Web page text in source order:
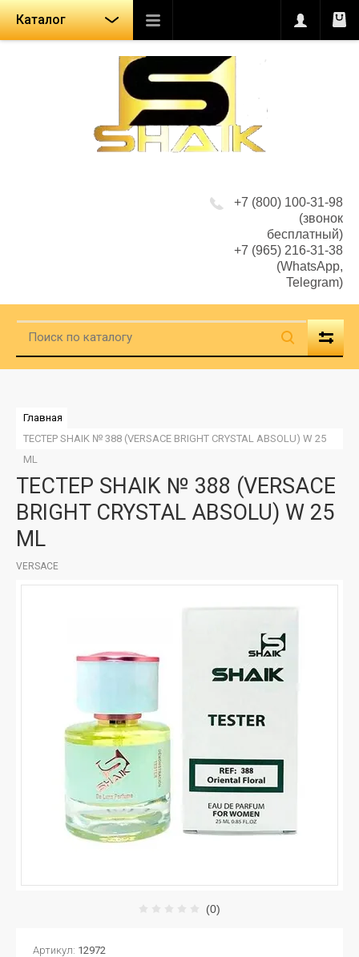
Каталог
+7 (800) 100-31-98
(звонок
бесплатный)
+7 (965) 216-31-38
(WhatsApp,
Telegram)
Главная
ТЕСТЕР SHAIK № 388 (VERSACE BRIGHT CRYSTAL ABSOLU) W 25
ML
ТЕСТЕР SHAIK № 388 (VERSACE
BRIGHT CRYSTAL ABSOLU) W 25
ML
VERSACE
(0)
Артикул: 12972